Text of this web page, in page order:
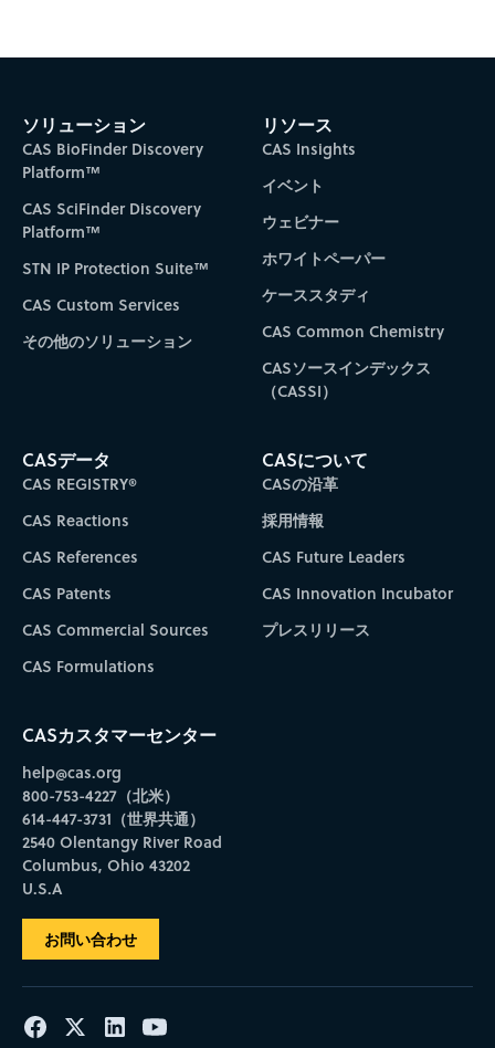
ソリューション
CAS BioFinder Discovery
Platform™
CAS SciFinder Discovery
Platform™
STN IP Protection Suite™
CAS Custom Services
その他のソリューション
リソース
CAS Insights
イベント
ウェビナー
ホワイトペーパー
ケーススタディ
CAS Common Chemistry
CASソースインデックス
（CASSI）
CASデータ
CAS REGISTRY®
CAS Reactions
CAS References
CAS Patents
CAS Commercial Sources
CAS Formulations
CASについて
CASの沿革
採用情報
CAS Future Leaders
CAS Innovation Incubator
プレスリリース
CASカスタマーセンター
help@cas.org
800-753-4227（北米）
614-447-3731（世界共通）
2540 Olentangy River Road
Columbus, Ohio 43202
U.S.A
お問い合わせ